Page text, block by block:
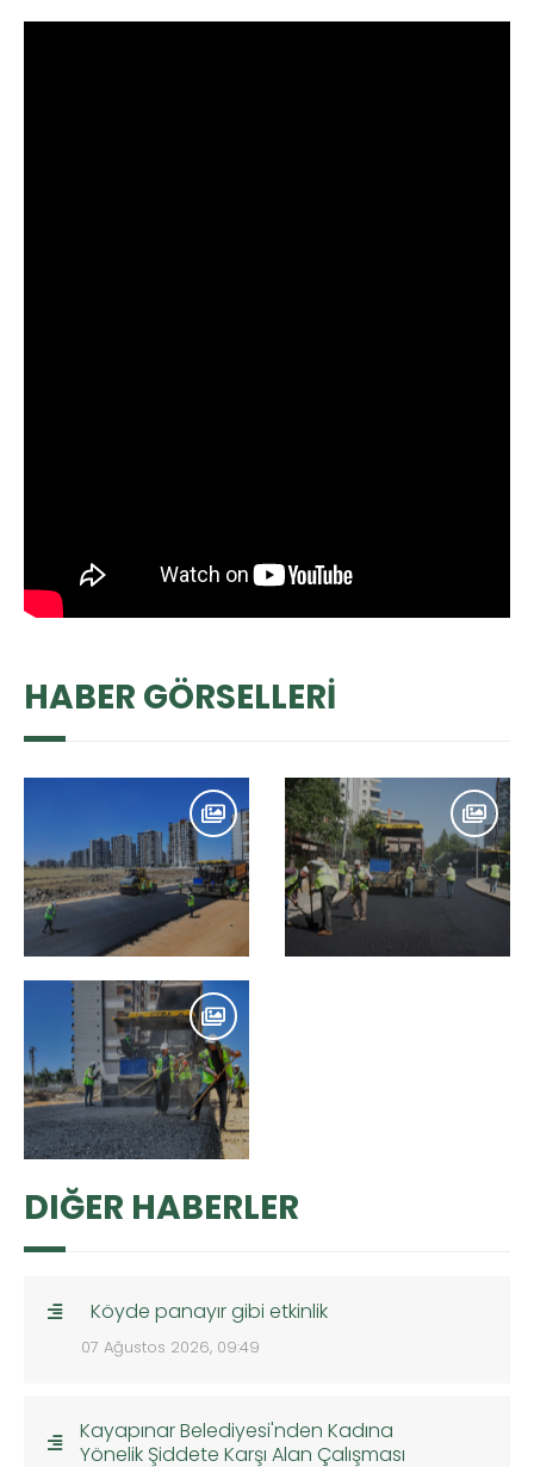
HABER GÖRSELLERİ
DIĞER HABERLER
Köyde panayır gibi etkinlik
07 Ağustos 2026, 09:49
Kayapınar Belediyesi'nden Kadına
Yönelik Şiddete Karşı Alan Çalışması